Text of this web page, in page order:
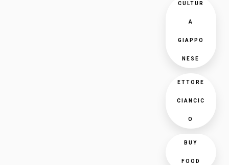
CULTUR
A
GIAPPO
NESE
ETTORE
CIANCIC
O
BUY
FOOD